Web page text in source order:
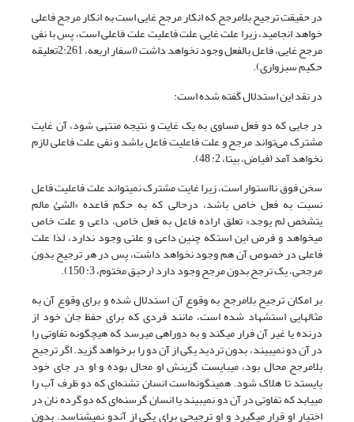
در حقیقت ترجیح بلامرجح که انکار مرجح غایی است به انکار مرجح فاعلی
خواهد انجامید، زیرا علت غایی علت فاعلیت علت فاعلی است، پس با نفی
مرجح غایی، فاعل بالفعل وجود نخواهد داشت (اسفار اربعه، 2:261تعلیقه
حکیم سبزواری).
در نقد این استدلال گفته شده است:
در جایی که دو فعل مساوی به یک غایت و نتیجه منتهی شود، آن غایت
مشترک می‌تواند مرجح و علت فاعلیت فاعل باشد و نفی علت فاعلی لازم
نخواهد آمد (فیاض، بی‏تا، 2: 48).
سخن فوق نااستوار است، زیرا غایت مشترک نمی‎تواند علت فاعلیت فاعل
نسبت به فعل خاص باشد، درحالی که به حکم قاعده «الشئ مالم
یتشخص لم یوجد» تعلق اراده فاعل به فعل خاص، داعی و علت خاص
می‎خواهد و فرض این‎ استکه چنین داعی و علتی وجود ندارد، لذا علت
فاعلی در خصوص آن هم وجود نخواهد داشت، پس در هر ترجیح بدون
مرجحی، یک ترجح بدون مرجح وجود دارد (رحیق مختوم، 3: 150).
بر امکان ترجیح بلامرجح به وقوع آن استدلال شده و برای وقوع آن به
مثال‎هایی استشهاد شده است، مانند فردی که برای حفظ جان خود از
درنده یا غیر آن فرار می‏کند و به دوراهی می‎رسد که هیچ‎گونه تفاوتی را
در آن دو نمی‎بیند، بدون تردید یکی از آن دو را برخواهد گزید. اگر ترجیح
بلامرجح محال بود، می‎بایست گزینش او محال بوده و او در جای خود
بایستد تا هلاک شود. همین‎گونه‌است انسان تشنه‌ای که دو ظرف آب را
می‎یابد که تفاوتی در آن دو نمی‎بیند یا انسان گرسنه‌ای که دو گرده نان در
اختیار او قرار می‎گیرد و او ترجیحی برای یکی از آن‏دو نمی‎شناسد. بدون